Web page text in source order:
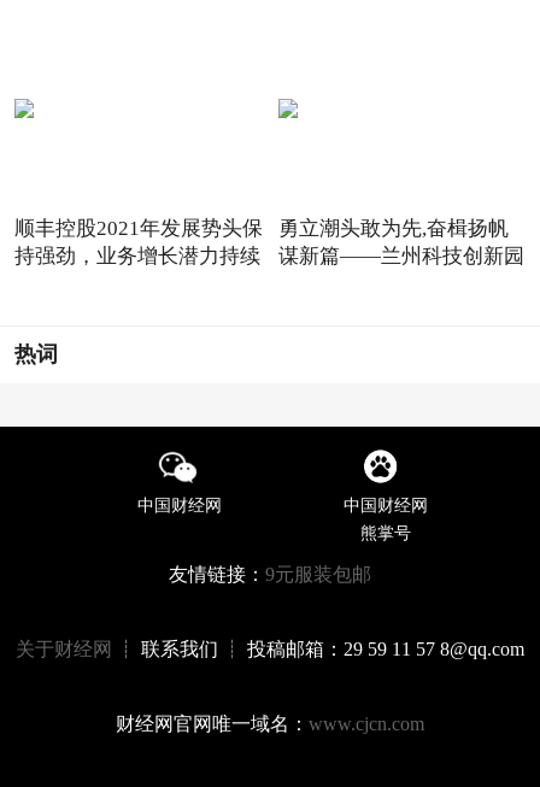
顺丰控股2021年发展势头保
持强劲，业务增长潜力持续
勇立潮头敢为先,奋楫扬帆
谋新篇——兰州科技创新园
热词
中国财经网
中国财经网
熊掌号
友情链接： 9元服装包邮
关于财经网 ┊ 联系我们 ┊ 投稿邮箱：29 59 11 57 8@qq.com
财经网官网唯一域名： www.cjcn.com